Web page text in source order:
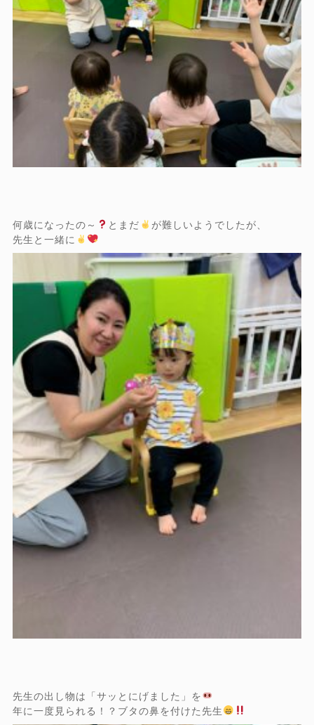
何歳になったの～ とまだ
が難しいようでしたが、
先生と一緒に
先生の出し物は「サッとにげました」を
年に一度見られる！？ブタの鼻を付けた先生